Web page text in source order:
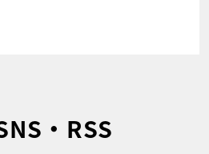
・RSS